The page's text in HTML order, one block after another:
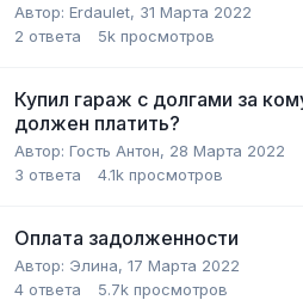
Автор: Erdaulet, 31 Марта 2022
2 ответа 5k просмотров
Купил гараж с долгами за
должен платить?
Автор: Гость Антон, 28 Марта 2022
3 ответа 4.1k просмотров
Оплата задолженности
Автор: Элина, 17 Марта 2022
4 ответа 5.7k просмотров